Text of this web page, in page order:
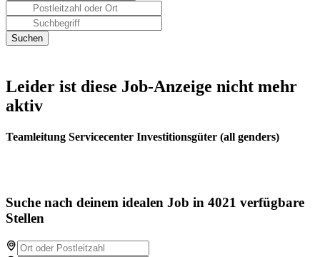
Leider ist diese Job-Anzeige nicht mehr
aktiv
Teamleitung Servicecenter Investitionsgüter (all genders)
Suche nach deinem idealen Job in 4021 verfügbare
Stellen